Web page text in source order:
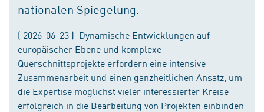
nationalen Spiegelung.
( 2026-06-23 ) Dynamische Entwicklungen auf
europäischer Ebene und komplexe
Querschnittsprojekte erfordern eine intensive
Zusammenarbeit und einen ganzheitlichen Ansatz, um
die Expertise möglichst vieler interessierter Kreise
erfolgreich in die Bearbeitung von Projekten einbinden